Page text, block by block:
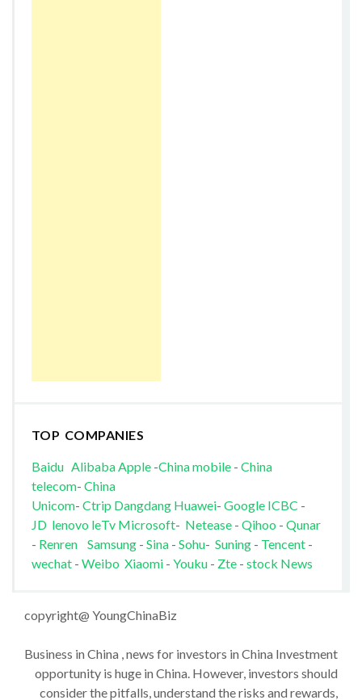
TOP COMPANIES
Baidu AlibabaApple-China mobile- China
telecom- China
Unicom- Ctrip Dangdang Huawei- Google ICBC -
JD lenovo leTv Microsoft- Netease- Qihoo - Qunar
- Renren Samsung- Sina- Sohu- Suning- Tencent-
wechat - Weibo Xiaomi- Youku - Zte- stock News
copyright@ YoungChinaBiz
Business in China , news for investors in China Investment
opportunity is huge in China. However, investors should
consider the pitfalls, understand the risks and rewards,